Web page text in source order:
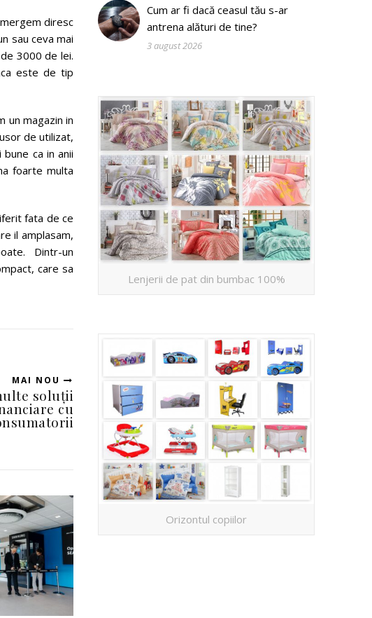
diresc
sau ceva mai
3000 de lei.
este de tip
un magazin in
de utilizat,
ca in anii
foarte multa
fata de ce
il amplasam,
Dintr-un
care sa
MAI NOU
soluții
cu
Cum ar fi dacă ceasul tău s-ar
antrena alături de tine?
3 august 2026
Lenjerii de pat din bumbac 100%
Orizontul copiilor